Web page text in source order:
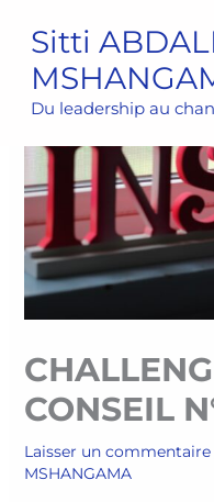
contenu
Sitti
Du leadership au
CONSEIL
Laisser un commentaire
MSHANGAMA